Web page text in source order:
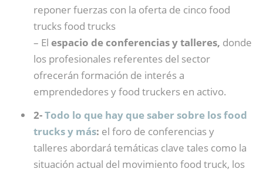
reponer fuerzas con la oferta de cinco food
trucks food trucks
– El espacio de conferencias y talleres, donde
los profesionales referentes del sector
ofrecerán formación de interés a
emprendedores y food truckers en activo.
2-Todo lo que hay que saber sobre los food
trucks y más: el foro de conferencias y
talleres abordará temáticas clave tales como la
situación actual del movimiento food truck, los